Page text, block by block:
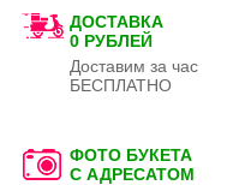
ДОСТАВКА
0 РУБЛЕЙ
Доставим за час
БЕСПЛАТНО
ФОТО БУКЕТА
С АДРЕСАТОМ